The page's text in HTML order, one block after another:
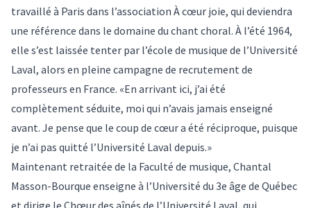
travaillé à Paris dans l’association À cœur joie, qui deviendra
une référence dans le domaine du chant choral. À l’été 1964,
elle s’est laissée tenter par l’école de musique de l’Université
Laval, alors en pleine campagne de recrutement de
professeurs en France. «En arrivant ici, j’ai été
complètement séduite, moi qui n’avais jamais enseigné
avant. Je pense que le coup de cœur a été réciproque, puisque
je n’ai pas quitté l’Université Laval depuis.»
Maintenant retraitée de la Faculté de musique, Chantal
Masson-Bourque enseigne à l’Université du 3e âge de Québec